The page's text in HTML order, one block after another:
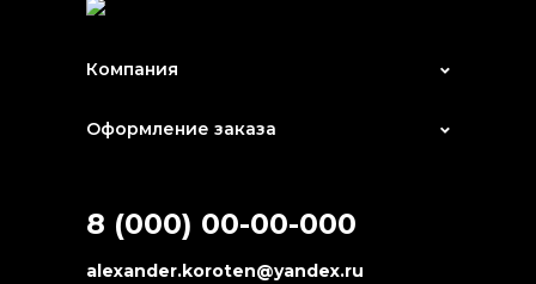
Компания
Оформление заказа
8 (000) 00-00-000
alexander.koroten@yandex.ru